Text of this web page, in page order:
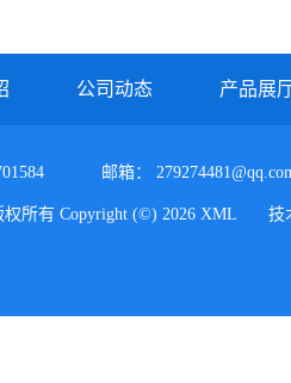
公司动态 产品展
邮箱：
权所有 Copyright (©) 2026 XML 技